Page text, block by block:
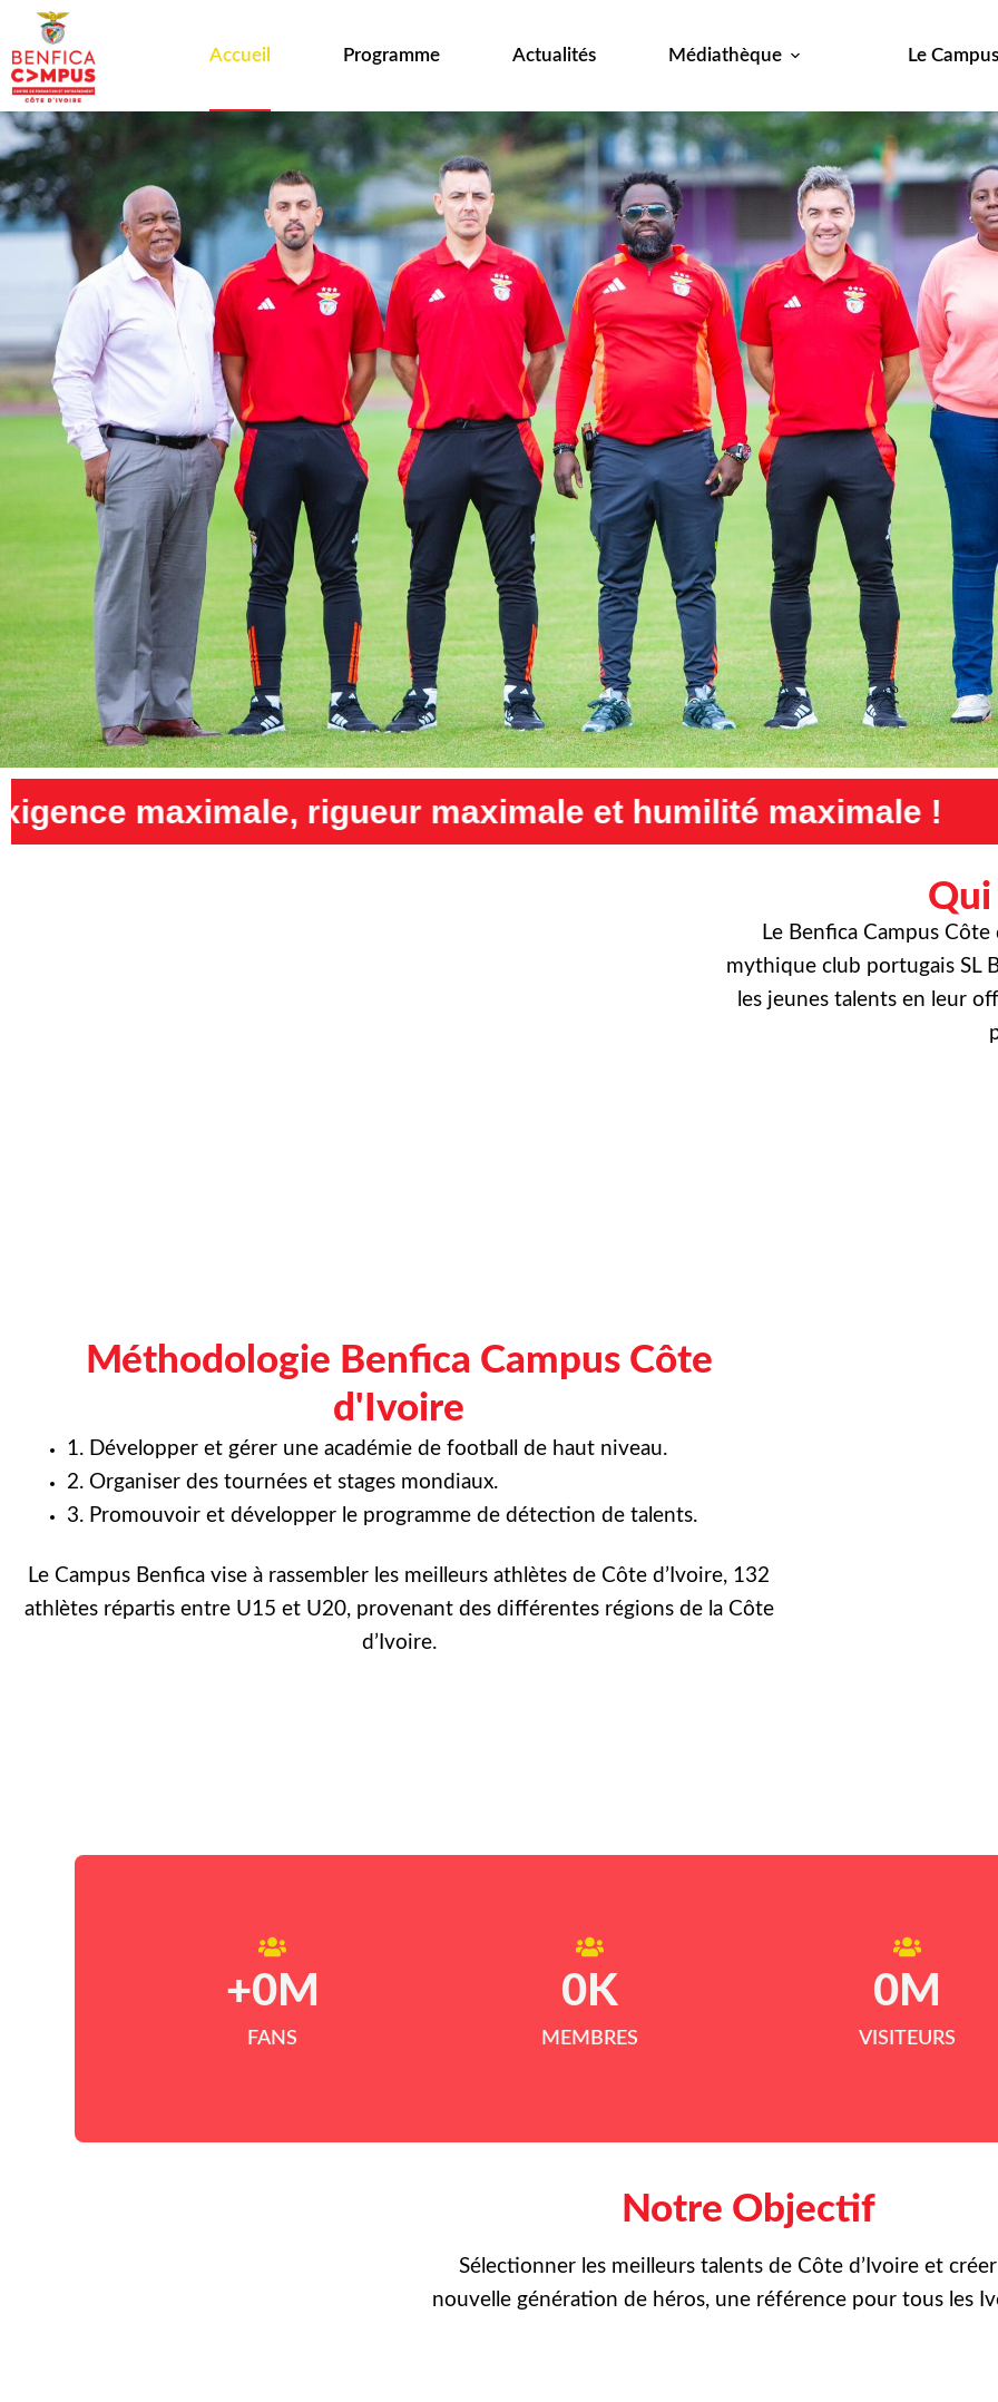
Accueil Programme Actualités Médiathèque Le Campus
maximale et humilité maximale ! Exigence
Qui
Le Benfica Campus
mythique club portugais SL
les jeunes talents en leur
Méthodologie Benfica Campus Côte
d'Ivoire
1. Développer et gérer une académie de football de haut niveau.
2. Organiser des tournées et stages mondiaux.
3. Promouvoir et développer le programme de détection de talents.
Le Campus Benfica vise à rassembler les meilleurs athlètes de Côte d’Ivoire, 132
athlètes répartis entre U15 et U20, provenant des différentes régions de la Côte
d’Ivoire.
FANS
+0M
MEMBRES
0 K
VISITEURS
0M
Notre Objectif
Sélectionner les meilleurs talents de Côte d’Ivoire et
nouvelle génération de héros, une référence pour tous les